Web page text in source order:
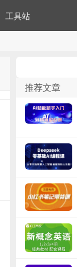
工具站
推荐文章